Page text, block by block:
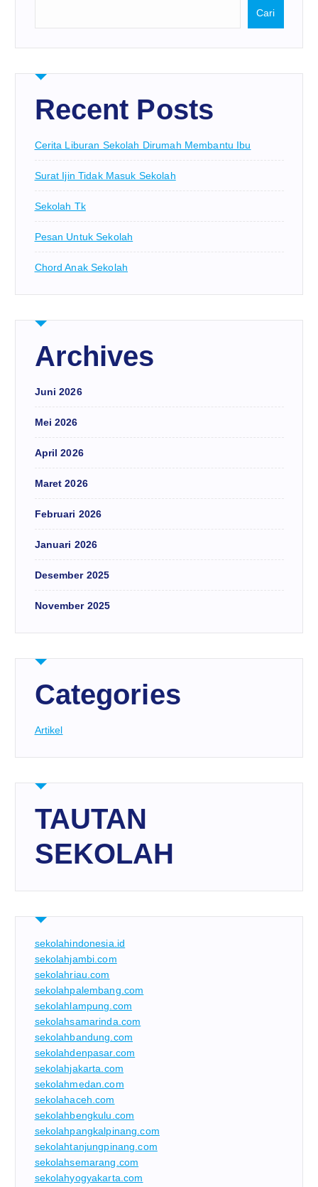
Cari
Recent Posts
Cerita Liburan Sekolah Dirumah Membantu Ibu
Surat Ijin Tidak Masuk Sekolah
Sekolah Tk
Pesan Untuk Sekolah
Chord Anak Sekolah
Archives
Juni 2026
Mei 2026
April 2026
Maret 2026
Februari 2026
Januari 2026
Desember 2025
November 2025
Categories
Artikel
TAUTAN
SEKOLAH
sekolahindonesia.id
sekolahjambi.com
sekolahriau.com
sekolahpalembang.com
sekolahlampung.com
sekolahsamarinda.com
sekolahbandung.com
sekolahdenpasar.com
sekolahjakarta.com
sekolahmedan.com
sekolahaceh.com
sekolahbengkulu.com
sekolahpangkalpinang.com
sekolahtanjungpinang.com
sekolahsemarang.com
sekolahyogyakarta.com